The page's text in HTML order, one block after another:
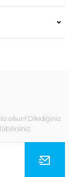
olsun! Dilediğiniz